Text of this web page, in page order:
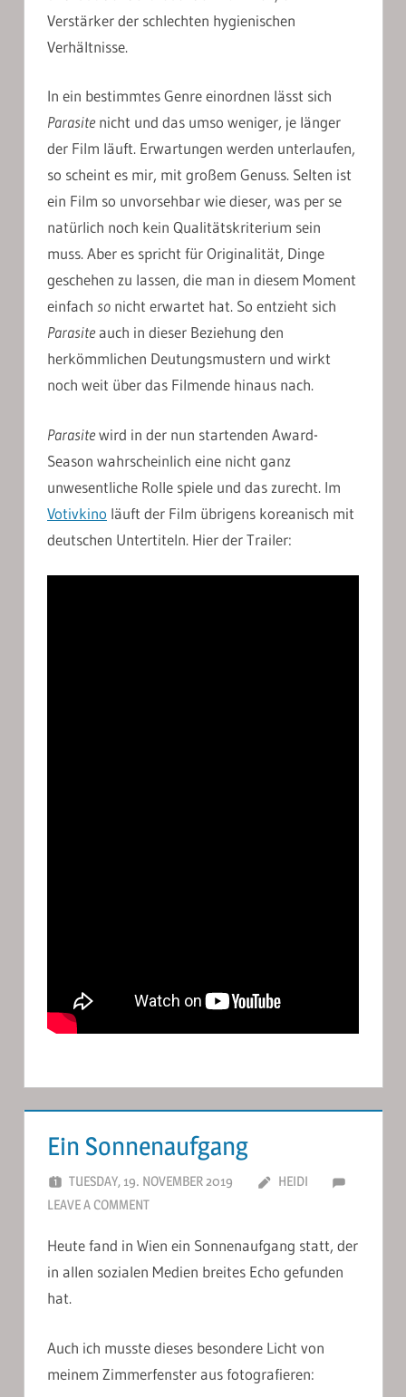
Verstärker der schlechten hygienischen
Verhältnisse.
In ein bestimmtes Genre einordnen lässt sich
Parasitenicht und das umso weniger, je länger
der Film läuft. Erwartungen werden unterlaufen,
so scheint es mir, mit großem Genuss. Selten ist
ein Film so unvorsehbar wie dieser, was per se
natürlich noch kein Qualitätskriterium sein
muss. Aber es spricht für Originalität, Dinge
geschehen zu lassen, die man in diesem Moment
einfach so nicht erwartet hat. So entzieht sich
Parasiteauch in dieser Beziehung den
herkömmlichen Deutungsmustern und wirkt
noch weit über das Filmende hinaus nach.
Parasitewird in der nun startenden Award-
Season wahrscheinlich eine nicht ganz
unwesentliche Rolle spiele und das zurecht. Im
Votivkino läuft der Film übrigens koreanisch mit
deutschen Untertiteln. Hier der Trailer:
Ein Sonnenaufgang
TUESDAY, 19. NOVEMBER 2019
HEIDI
LEAVE A COMMENT
Heute fand in Wien ein Sonnenaufgang statt, der
in allen sozialen Medien breites Echo gefunden
hat.
Auch ich musste dieses besondere Licht von
meinem Zimmerfenster aus fotografieren: